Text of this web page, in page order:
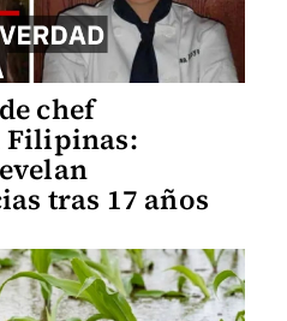
chef
Filipinas:
tras 17 años